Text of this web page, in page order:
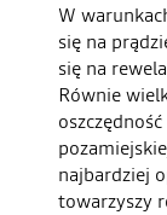
W
się na
się na
Równie
najbardziej
towarzyszy